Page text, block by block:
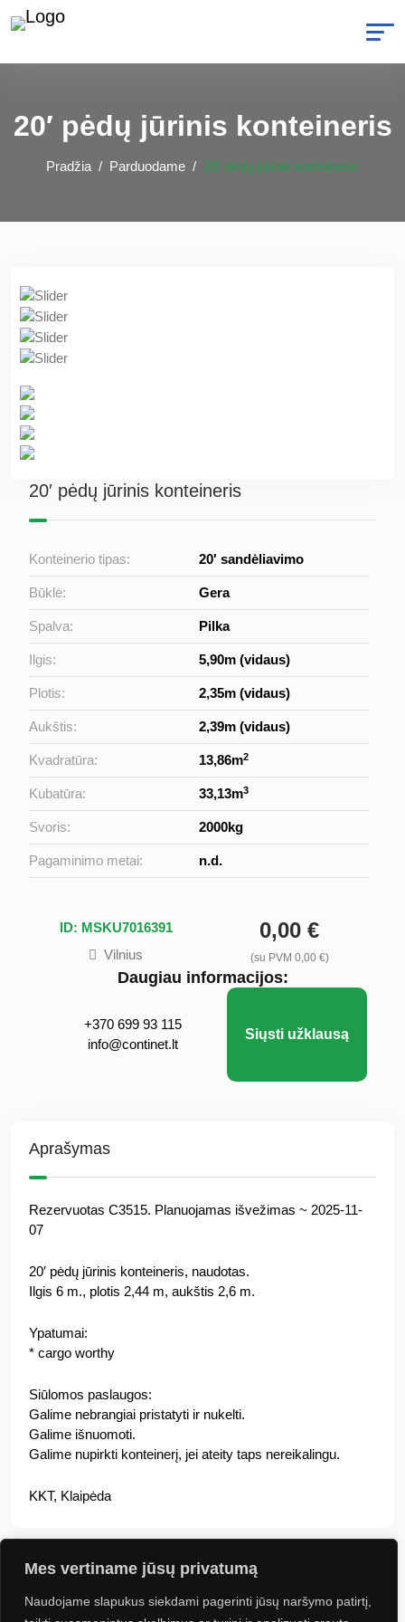
Mes vertiname jūsų privatumą
Naudojame slapukus siekdami pagerinti jūsų naršymo patirtį,
20′ pėdų jūrinis konteineris
Pradžia Parduodame 20′ pėdų jūrinis konteineris
20′ pėdų jūrinis konteineris
Konteinerio tipas: 20' sandėliavimo
Būklė: Gera
Spalva: Pilka
Ilgis: 5,90m (vidaus)
Plotis: 2,35m (vidaus)
Aukštis: 2,39m (vidaus)
Kvadratūra: 13,86m2
Kubatūra: 33,13m3
Svoris: 2000kg
Pagaminimo metai: n.d.
ID: MSKU7016391
Vilnius
0,00 €
(su PVM 0,00 €)
Daugiau informacijos:
+370 699 93 115
info@continet.lt
Siųsti užklausą
Aprašymas
Rezervuotas C3515. Planuojamas išvežimas ~ 2025-11-
07
20′ pėdų jūrinis konteineris, naudotas.
Ilgis 6 m., plotis 2,44 m, aukštis 2,6 m.
Ypatumai:
* cargo worthy
Siūlomos paslaugos:
Galime nebrangiai pristatyti ir nukelti.
Galime išnuomoti.
Galime nupirkti konteinerį, jei ateity taps nereikalingu.
KKT, Klaipėda
Jus gali sudominti